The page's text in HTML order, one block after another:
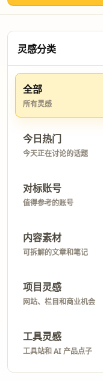
灵感分类
全部
所有灵感
今日热门
今天正在讨论的话题
对标账号
值得参考的账号
内容素材
可拆解的文章和笔记
项目灵感
网站、栏目和商业机会
工具灵感
工具站和 AI 产品点子